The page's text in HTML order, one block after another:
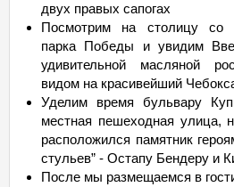
двух правых сапогах
Посмотрим на столицу со
парка Победы и увидим
удивительной масляной
видом на красивейший
Уделим время бульвару
местная пешеходная улица,
расположился памятник
стульев” - Остапу Бендеру и
После мы размещаемся в